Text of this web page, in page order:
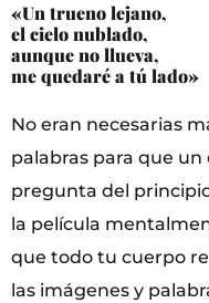
«Un trueno lejano,
el cielo nublado,
aunque no llueva,
me quedaré a tú lado»
No eran necesarias
palabras para que
pregunta del
la película
que todo tu cuerpo
las imágenes y